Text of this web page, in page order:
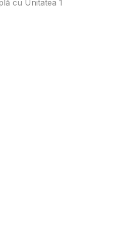
cu Unitatea 1